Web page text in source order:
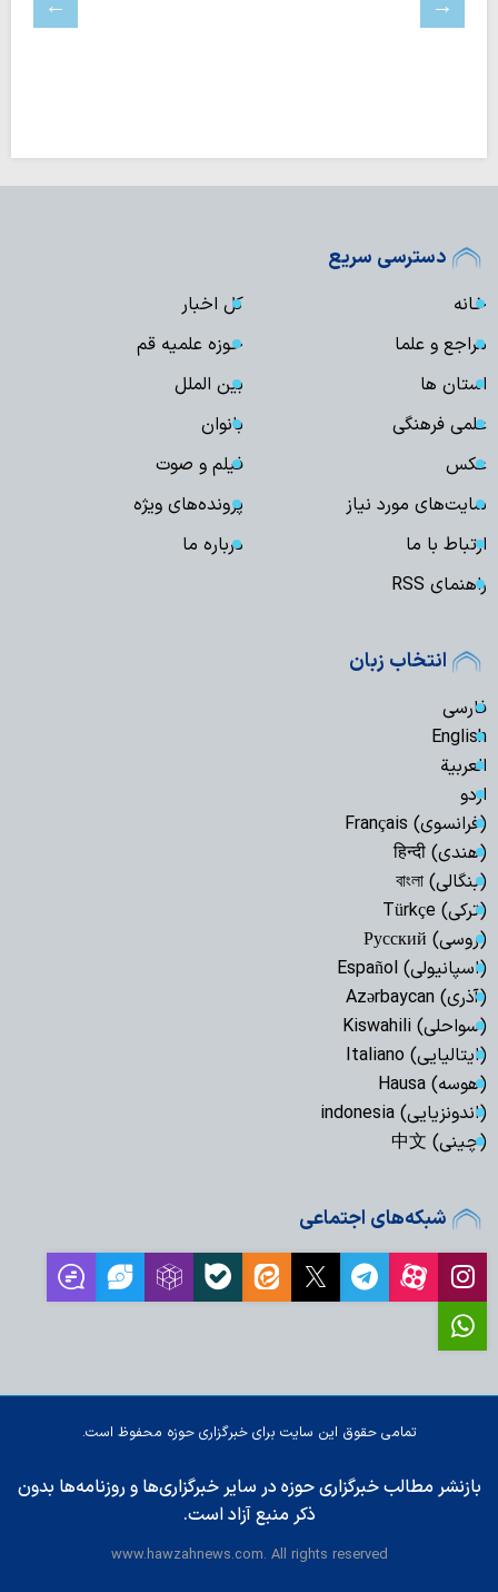
دسترسی سریع
خانه
کل اخبار
مراجع و علما
حوزه علمیه قم
استان ها
بین الملل
علمی فرهنگی
بانوان
عکس
فیلم و صوت
سایت‌های مورد نیاز
پرونده‌های ویژه
ارتباط با ما
درباره ما
راهنمای RSS
انتخاب زبان
فارسی
English
العربیة
اردو
(فرانسوی) Français
(هندی) हिन्दी
(بنگالی) বাংলা
(ترکی) Türkçe
(روسی) Русский
(اسپانیولی) Español
(آذری) Azərbaycan
(سواحلی) Kiswahili
(ایتالیایی) Italiano
(هوسه) Hausa
(اندونزیایی) indonesia
(چینی) 中文
شبکه‌های اجتماعی
تمامی حقوق این سایت برای خبرگزاری حوزه محفوظ است.
بازنشر مطالب خبرگزاری حوزه در سایر خبرگزاری‌ها و روزنامه‌ها بدون
ذکر منبع آزاد است.
www.hawzahnews.com. All rights reserved